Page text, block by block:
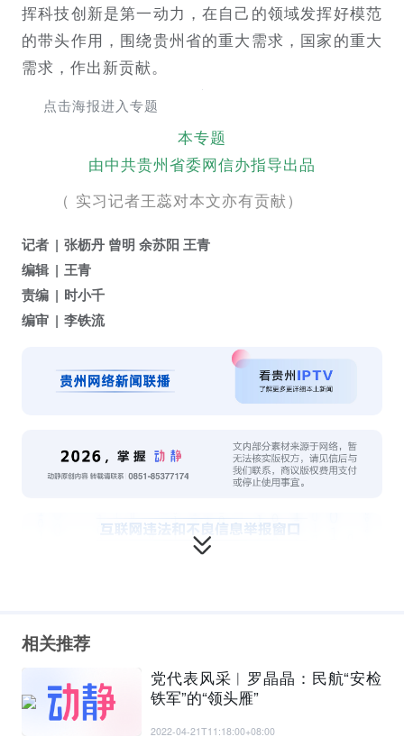
挥科技创新是第一动力，在自己的领域发挥好模范
的带头作用，围绕贵州省的重大需求，国家的重大
需求，作出新贡献。
点击海报进入专题
本专题
由中共贵州省委网信办指导出品
（ 实习记者王蕊对本文亦有贡献）
记者
张枥丹 曾明 余苏阳 王青
编辑
王青
责编
时小千
编审
李铁流
相关推荐
党代表风采︱罗晶晶：民航“安检
铁军”的“领头雁”
2022-04-21T11:18:00+08:00